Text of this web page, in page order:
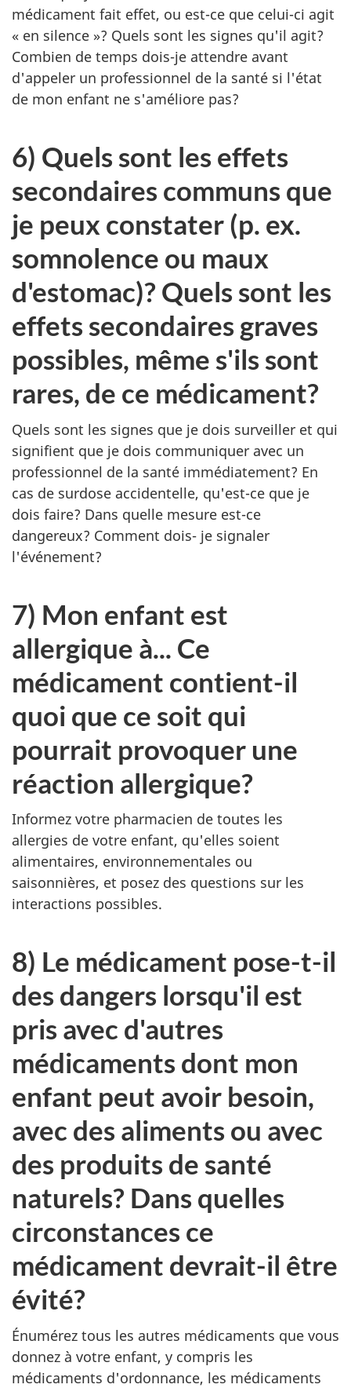
médicament fait effet, ou est-ce que celui-ci agit
« en silence »? Quels sont les signes qu'il agit?
Combien de temps dois-je attendre avant
d'appeler un professionnel de la santé si l'état
de mon enfant ne s'améliore pas?
6) Quels sont les effets
secondaires communs que
je peux constater (p. ex.
somnolence ou maux
d'estomac)? Quels sont les
effets secondaires graves
possibles, même s'ils sont
rares, de ce médicament?
Quels sont les signes que je dois surveiller et qui
signifient que je dois communiquer avec un
professionnel de la santé immédiatement? En
cas de surdose accidentelle, qu'est-ce que je
dois faire? Dans quelle mesure est-ce
dangereux? Comment dois- je signaler
l'événement?
7) Mon enfant est
allergique à... Ce
médicament contient-il
quoi que ce soit qui
pourrait provoquer une
réaction allergique?
Informez votre pharmacien de toutes les
allergies de votre enfant, qu'elles soient
alimentaires, environnementales ou
saisonnières, et posez des questions sur les
interactions possibles.
8) Le médicament pose-t-il
des dangers lorsqu'il est
pris avec d'autres
médicaments dont mon
enfant peut avoir besoin,
avec des aliments ou avec
des produits de santé
naturels? Dans quelles
circonstances ce
médicament devrait-il être
évité?
Énumérez tous les autres médicaments que vous
donnez à votre enfant, y compris les
médicaments d'ordonnance, les médicaments